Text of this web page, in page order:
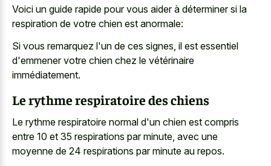
Voici un guide rapide pour vous aider à déterminer si la
respiration de votre chien est anormale:
Si vous remarquez l'un de ces signes, il est essentiel
d'emmener votre chien chez le vétérinaire
immédiatement.
Le rythme respiratoire des chiens
Le rythme respiratoire normal d'un chien est compris
entre 10 et 35 respirations par minute, avec une
moyenne de 24 respirations par minute au repos.